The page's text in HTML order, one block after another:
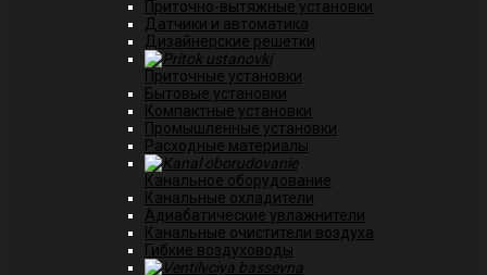
Приточно-вытяжные установки
Датчики и автоматика
Дизайнерские решётки
Приточные установки
Бытовые установки
Компактные установки
Промышленные установки
Расходные материалы
Канальное оборудование
Канальные охладители
Адиабатические увлажнители
Канальные очистители воздуха
Гибкие воздуховоды